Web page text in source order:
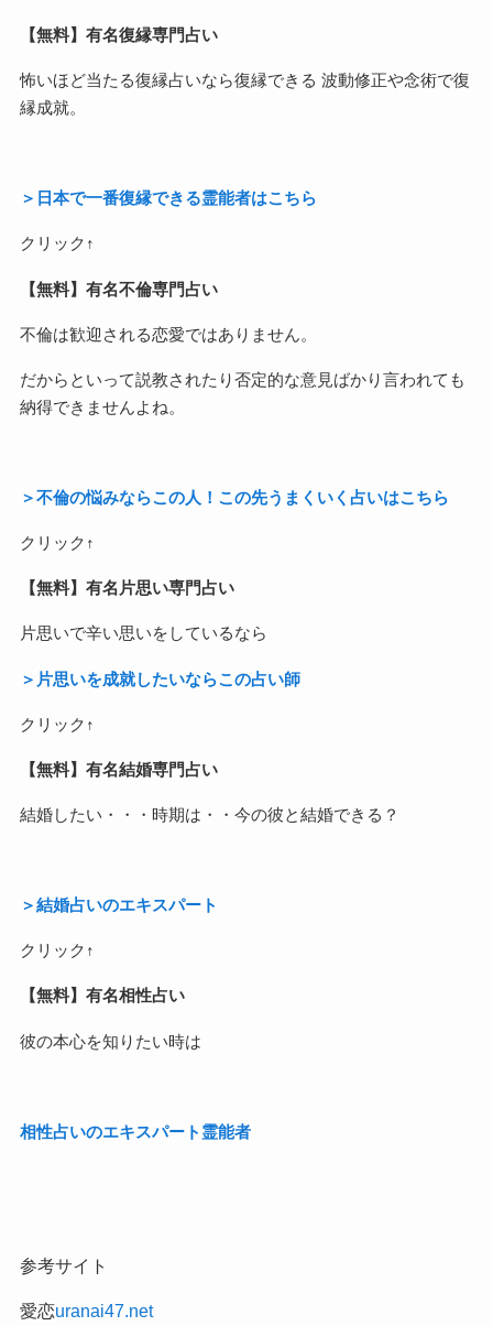
【無料】有名復縁専門占い
怖いほど当たる復縁占いなら復縁できる 波動修正や念術で復
縁成就。
＞日本で一番復縁できる霊能者はこちら
クリック↑
【無料】有名不倫専門占い
不倫は歓迎される恋愛ではありません。
だからといって説教されたり否定的な意見ばかり言われても
納得できませんよね。
＞不倫の悩みならこの人！この先うまくいく占いはこちら
クリック↑
【無料】有名片思い専門占い
片思いで辛い思いをしているなら
＞片思いを成就したいならこの占い師
クリック↑
【無料】有名結婚専門占い
結婚したい・・・時期は・・今の彼と結婚できる？
＞結婚占いのエキスパート
クリック↑
【無料】有名相性占い
彼の本心を知りたい時は
相性占いのエキスパート霊能者
参考サイト
愛恋uranai47.net